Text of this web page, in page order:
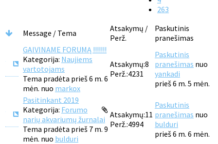
263
Message / Tema
Atsakymų /
Perž.
Paskutinis
pranešimas
GAIVINAME FORUMĄ !!!!!!!
Kategorija: Naujiems
vartotojams
Tema pradėta prieš 6 m. 6
mėn. nuo markox
Atsakymų:8
Perž.:4231
Paskutinis
pranešimas nuo
yankadi
prieš 6 m. 5 mėn.
Pasitinkant 2019
Kategorija: Forumo
narių akvariumų žurnalai
Tema pradėta prieš 7 m. 9
mėn. nuo bulduri
Atsakymų:11
Perž.:4994
Paskutinis
pranešimas nuo
bulduri
prieš 6 m. 6 mėn.